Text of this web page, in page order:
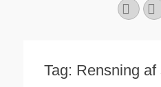
Tag: Rensning af